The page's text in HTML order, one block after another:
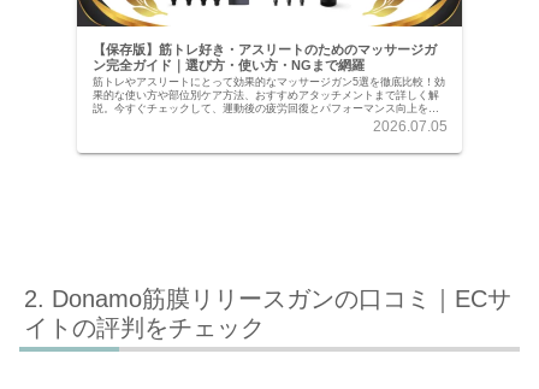
【保存版】筋トレ好き・アスリートのためのマッサージガ
ン完全ガイド｜選び方・使い方・NGまで網羅
筋トレやアスリートにとって効果的なマッサージガン5選を徹底比較！効
果的な使い方や部位別ケア方法、おすすめアタッチメントまで詳しく解
説。今すぐチェックして、運動後の疲労回復とパフォーマンス向上を叶
2026.07.05
Donamo筋膜リリースガンの口コミ｜ECサ
イトの評判をチェック